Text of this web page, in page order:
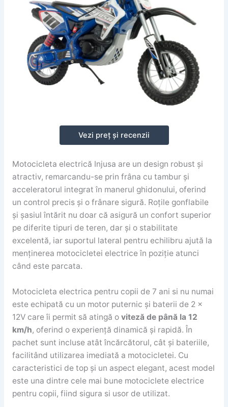
Vezi preț și recenzii
Motocicleta electrică Injusa are un design robust și
atractiv, remarcandu-se prin frâna cu tambur și
acceleratorul integrat în manerul ghidonului, oferind
un control precis și o frânare sigură. Roțile gonflabile
și șasiul întărit nu doar că asigură un confort superior
pe diferite tipuri de teren, dar și o stabilitate
excelentă, iar suportul lateral pentru echilibru ajută la
menținerea motocicletei electrice în poziție atunci
când este parcata.
Motocicleta electrica pentru copii de 7 ani si nu numai
este echipată cu un motor puternic și baterii de 2 x
12V care îi permit să atingă o viteză de până la 12
km/h, oferind o experiență dinamică și rapidă. În
pachet sunt incluse atât încărcătorul, cât și bateriile,
facilitând utilizarea imediată a motocicletei. Cu
caracteristici de top și un aspect elegant, acest model
este una dintre cele mai bune motociclete electrice
pentru copii, fiind sigura si usor de utilizat.